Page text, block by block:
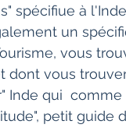
un
vous
Inde qui
petit guide